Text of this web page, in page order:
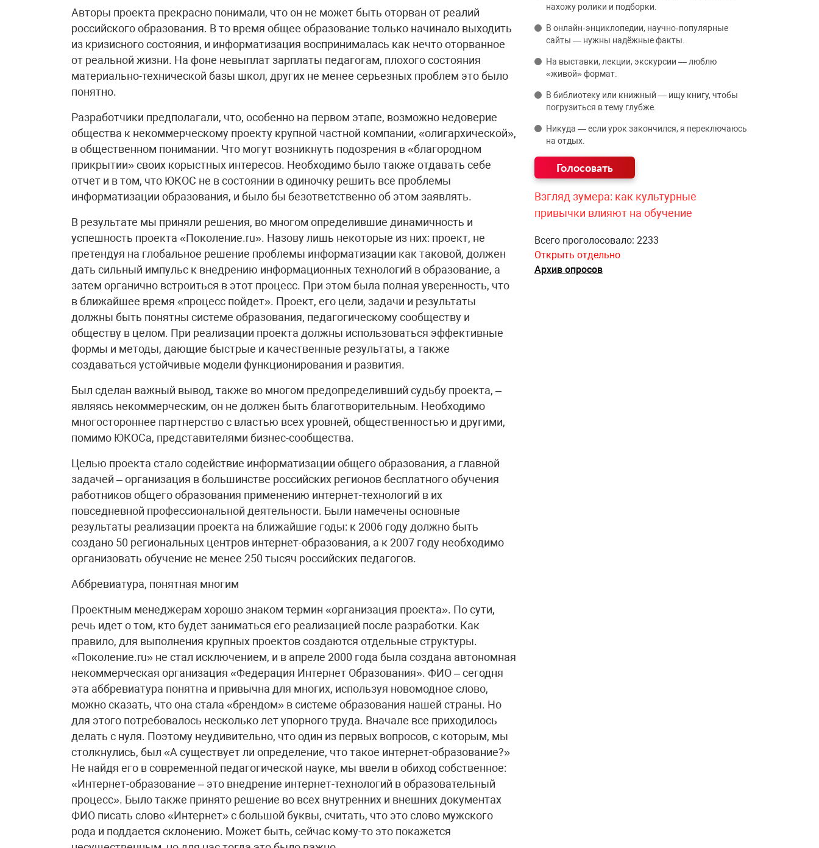
Авторы проекта прекрасно понимали, что он не может быть оторван от реалий
российского образования. В то время общее образование только начинало выходить
из кризисного состояния, и информатизация воспринималась как нечто оторванное
от реальной жизни. На фоне невыплат зарплаты педагогам, плохого состояния
материально-технической базы школ, других не менее серьезных проблем это было
понятно.
Разработчики предполагали, что, особенно на первом этапе, возможно недоверие
общества к некоммерческому проекту крупной частной компании, «олигархической»,
в общественном понимании. Что могут возникнуть подозрения в «благородном
прикрытии» своих корыстных интересов. Необходимо было также отдавать себе
отчет и в том, что ЮКОС не в состоянии в одиночку решить все проблемы
информатизации образования, и было бы безответственно об этом заявлять.
В результате мы приняли решения, во многом определившие динамичность и
успешность проекта «Поколение.ru». Назову лишь некоторые из них: проект, не
претендуя на глобальное решение проблемы информатизации как таковой, должен
дать сильный импульс к внедрению информационных технологий в образование, а
затем органично встроиться в этот процесс. При этом была полная уверенность, что
в ближайшее время «процесс пойдет». Проект, его цели, задачи и результаты
должны быть понятны системе образования, педагогическому сообществу и
обществу в целом. При реализации проекта должны использоваться эффективные
формы и методы, дающие быстрые и качественные результаты, а также
создаваться устойчивые модели функционирования и развития.
Был сделан важный вывод, также во многом предопределивший судьбу проекта, –
являясь некоммерческим, он не должен быть благотворительным. Необходимо
многостороннее партнерство с властью всех уровней, общественностью и другими,
помимо ЮКОСа, представителями бизнес-сообщества.
Целью проекта стало содействие информатизации общего образования, а главной
задачей – организация в большинстве российских регионов бесплатного обучения
работников общего образования применению интернет-технологий в их
повседневной профессиональной деятельности. Были намечены основные
результаты реализации проекта на ближайшие годы: к 2006 году должно быть
создано 50 региональных центров интернет-образования, а к 2007 году необходимо
организовать обучение не менее 250 тысяч российских педагогов.
Аббревиатура, понятная многим
Проектным менеджерам хорошо знаком термин «организация проекта». По сути,
речь идет о том, кто будет заниматься его реализацией после разработки. Как
правило, для выполнения крупных проектов создаются отдельные структуры.
«Поколение.ru» не стал исключением, и в апреле 2000 года была создана автономная
некоммерческая организация «Федерация Интернет Образования». ФИО – сегодня
эта аббревиатура понятна и привычна для многих, используя новомодное слово,
можно сказать, что она стала «брендом» в системе образования нашей страны. Но
для этого потребовалось несколько лет упорного труда. Вначале все приходилось
делать с нуля. Поэтому неудивительно, что один из первых вопросов, с которым, мы
столкнулись, был «А существует ли определение, что такое интернет-образование?»
Не найдя его в современной педагогической науке, мы ввели в обиход собственное:
«Интернет-образование – это внедрение интернет-технологий в образовательный
процесс». Было также принято решение во всех внутренних и внешних документах
ФИО писать слово «Интернет» с большой буквы, считать, что это слово мужского
рода и поддается склонению. Может быть, сейчас кому-то это покажется
нахожу ролики и подборки.
В онлайн‑энциклопедии, научно‑популярные
сайты — нужны надёжные факты.
На выставки, лекции, экскурсии — люблю
«живой» формат.
В библиотеку или книжный — ищу книгу, чтобы
погрузиться в тему глубже.
Никуда — если урок закончился, я переключаюсь
на отдых.
Взгляд зумера: как культурные
привычки влияют на обучение
Всего проголосовало: 2233
Открыть отдельно
Архив опросов